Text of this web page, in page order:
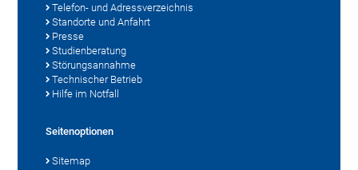
Telefon- und Adressverzeichnis
Standorte und Anfahrt
Presse
Studienberatung
Störungsannahme
Technischer Betrieb
Hilfe im Notfall
Seitenoptionen
Sitemap